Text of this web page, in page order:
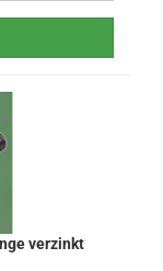
verzinkt